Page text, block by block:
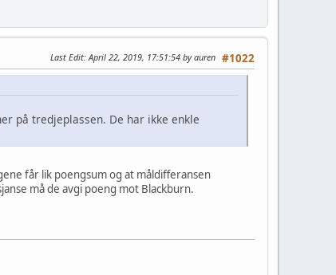
#1022
Last Edit: April 22, 2019, 17:51:54 by auren
på tredjeplassen. De har ikke enkle
får lik poengsum og at måldifferansen
må de avgi poeng mot Blackburn.